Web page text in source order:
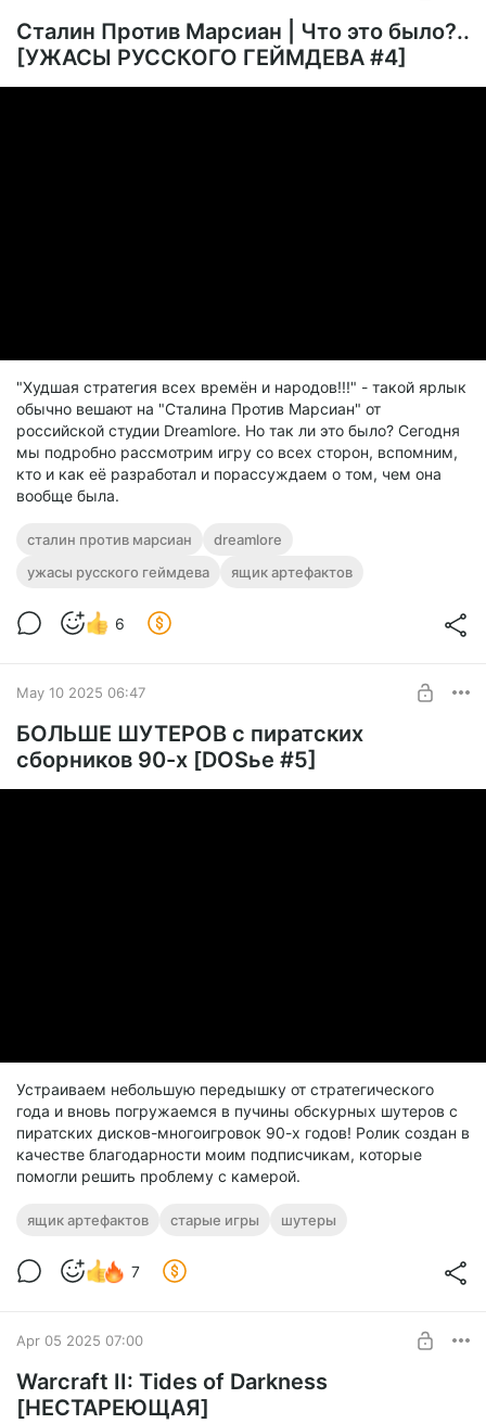
Сталин Против Марсиан | Что это было?..
[УЖАСЫ РУССКОГО ГЕЙМДЕВА #4]
"Худшая стратегия всех времён и народов!!!" - такой ярлык
обычно вешают на "Сталина Против Марсиан" от
российской студии Dreamlore. Но так ли это было? Сегодня
мы подробно рассмотрим игру со всех сторон, вспомним,
кто и как её разработал и порассуждаем о том, чем она
вообще была.
сталин против марсиан
dreamlore
ужасы русского геймдева
ящик артефактов
6
May 10 2025 06:47
БОЛЬШЕ ШУТЕРОВ с пиратских
сборников 90-х [DOSье #5]
Устраиваем небольшую передышку от стратегического
года и вновь погружаемся в пучины обскурных шутеров с
пиратских дисков-многоигровок 90-х годов! Ролик создан в
качестве благодарности моим подписчикам, которые
помогли решить проблему с камерой.
ящик артефактов старые игры шутеры
7
Apr 05 2025 07:00
Warcraft II: Tides of Darkness
[НЕСТАРЕЮЩАЯ]